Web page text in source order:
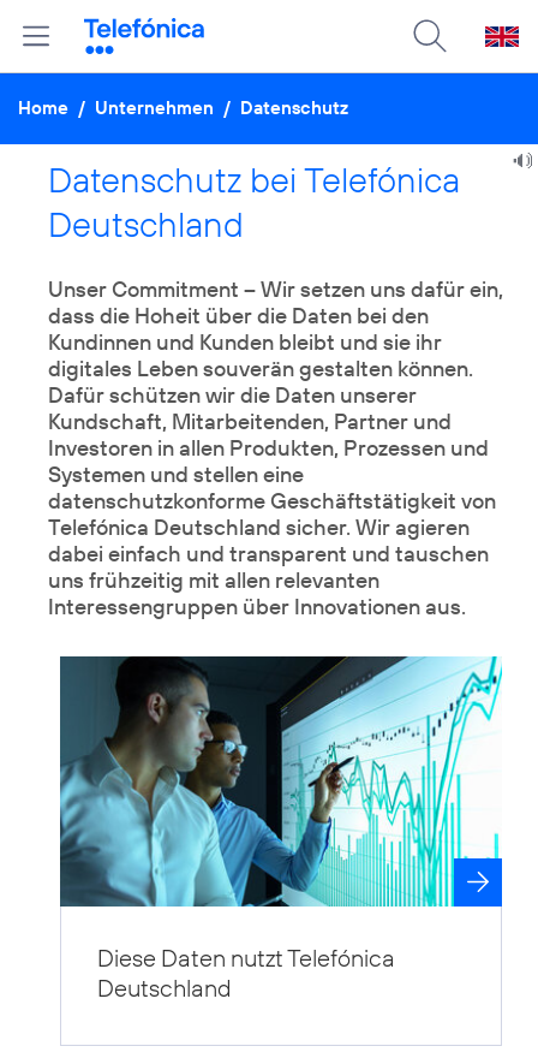
Home / Unternehmen / Datenschutz
Datenschutz bei Telefónica
Deutschland
Unser Commitment – Wir setzen uns dafür ein,
dass die Hoheit über die Daten bei den
Kundinnen und Kunden bleibt und sie ihr
digitales Leben souverän gestalten können.
Dafür schützen wir die Daten unserer
Kundschaft, Mitarbeitenden, Partner und
Investoren in allen Produkten, Prozessen und
Systemen und stellen eine
datenschutzkonforme Geschäftstätigkeit von
Telefónica Deutschland sicher. Wir agieren
dabei einfach und transparent und tauschen
uns frühzeitig mit allen relevanten
Interessengruppen über Innovationen aus.
Diese Daten nutzt Telefónica
Deutschland